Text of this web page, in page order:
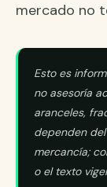
mercado no
Esto es
no asesoría
aranceles,
dependen
mercancía;
o el texto